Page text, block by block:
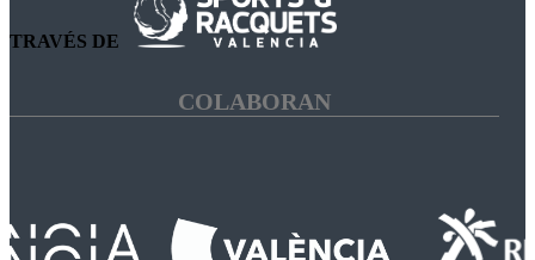
TRAVÉS DE
COLABORAN